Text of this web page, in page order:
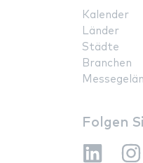
Kalender
Länder
Städte
Branchen
Folgen